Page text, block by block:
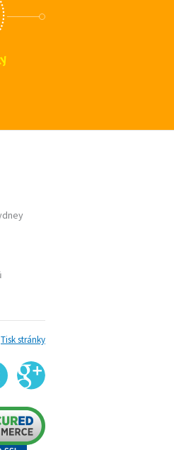
Tisk stránky
+